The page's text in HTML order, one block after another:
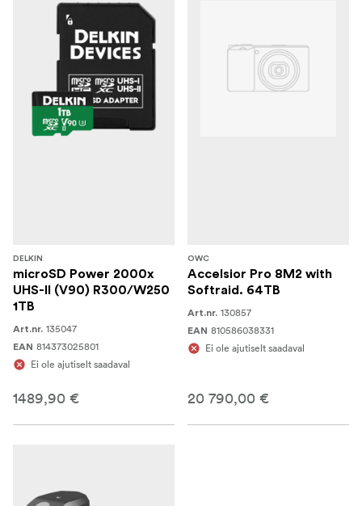
DELKIN
microSD Power 2000x
UHS-II (V90) R300/W250
1TB
Art.nr. 135047
EAN 814373025801
Ei ole ajutiselt saadaval
1489,90 €
OWC
Accelsior Pro 8M2 with
Softraid. 64TB
Art.nr. 130857
EAN 810586038331
Ei ole ajutiselt saadaval
20 790,00 €